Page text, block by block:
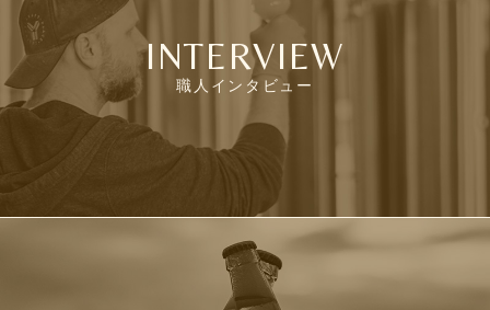
INTERVIEW
職人インタビュー